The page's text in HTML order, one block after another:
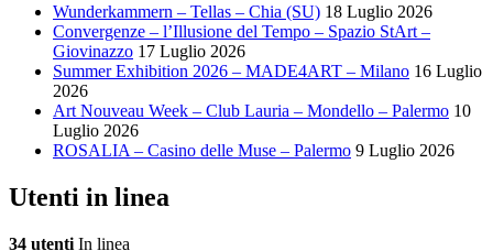
Wunderkammern – Tellas – Chia (SU) 18 Luglio 2026
Convergenze – l’Illusione del Tempo – Spazio StArt –
Giovinazzo 17 Luglio 2026
Summer Exhibition 2026 – MADE4ART – Milano 16 Luglio
2026
Art Nouveau Week – Club Lauria – Mondello – Palermo 10
Luglio 2026
ROSALIA – Casino delle Muse – Palermo 9 Luglio 2026
Utenti in linea
34 utenti In linea